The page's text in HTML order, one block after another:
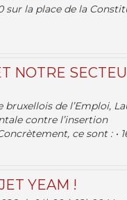
sur la place de la
NOTRE
de l’Emploi,
contre l’insertion
ce sont : •
YEAM !